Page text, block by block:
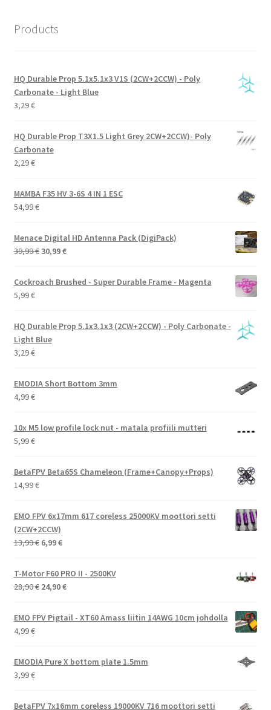
Products
HQ Durable Prop 5.1x5.1x3 V1S (2CW+2CCW) - Poly
Carbonate - Light Blue
3,29€
HQ Durable Prop T3X1.5 Light Grey 2CW+2CCW)- Poly
Carbonate
2,29€
MAMBA F35 HV 3-6S 4 IN 1 ESC
54,99€
Menace Digital HD Antenna Pack (DigiPack)
39,99€ Alkuperäinen
oli:
30,99€Nykyinen
on:
Cockroach Brushed - Super Durable Frame - Magenta
5,99€
HQ Durable Prop 5.1x3.1x3 (2CW+2CCW) - Poly Carbonate -
Light Blue
3,29€
EMODIA Short Bottom 3mm
4,99€
10x M5 low profile lock nut - matala profiili mutteri
5,99€
BetaFPV Beta65S Chameleon (Frame+Canopy+Props)
14,99€
EMO FPV 6x17mm 617 coreless 25000KV moottori setti
(2CW+2CCW)
13,99€ Alkuperäinen
oli:
13,99 €.
6,99€Nykyinen
on:
6,99 €.
T-Motor F60 PRO II - 2500KV
28,90€ Alkuperäinen
oli:
28,90 €.
24,90€Nykyinen
on:
EMO FPV Pigtail - XT60 Amass liitin 14AWG 10cm johdolla
4,99€
EMODIA Pure X bottom plate 1.5mm
3,99€
BetaFPV 7x16mm coreless 19000KV 716 moottori setti